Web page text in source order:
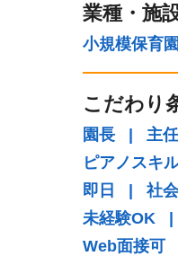
業種・施
小規模保育園
こだわり
園長
| 主任
ピアノスキ
即日
| 社
未経験OK
|
Web面接可